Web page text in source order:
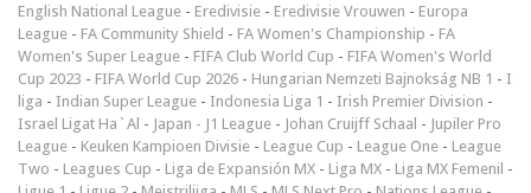
English National League - Eredivisie - Eredivisie Vrouwen - Europa
League - FA Community Shield - FA Women's Championship - FA
Women's Super League - FIFA Club World Cup - FIFA Women's World
Cup 2023 - FIFA World Cup 2026 - Hungarian Nemzeti Bajnokság NB 1 - I
liga - Indian Super League - Indonesia Liga 1 - Irish Premier Division -
Israel Ligat Ha`Al - Japan - J1 League - Johan Cruijff Schaal - Jupiler Pro
League - Keuken Kampioen Divisie - League Cup - League One - League
Two - Leagues Cup - Liga de Expansión MX - Liga MX - Liga MX Femenil -